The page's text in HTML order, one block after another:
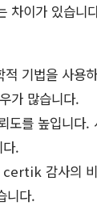
차이가 있습니
기법을 사용
가 많습니다.
를 높입니다.
.
감사의
니다.